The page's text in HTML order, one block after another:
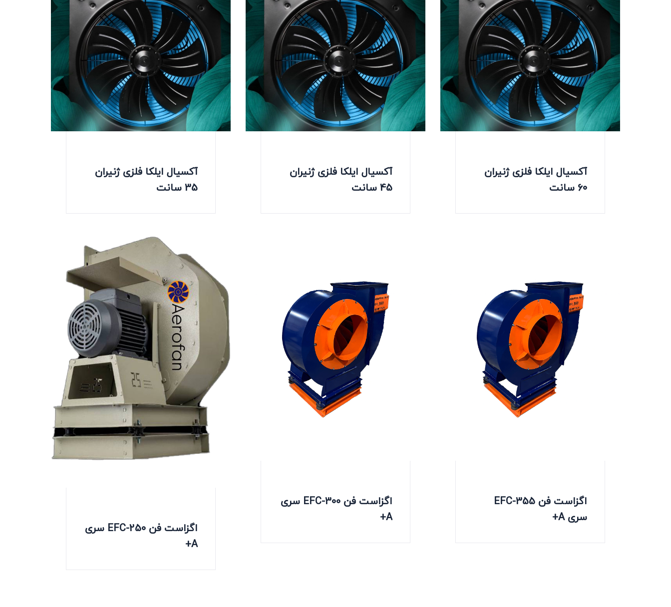
آکسیال ایلکا فلزی ژنیران
35 سانت
آکسیال ایلکا فلزی ژنیران
45 سانت
آکسیال ایلکا فلزی ژنیران
60 سانت
اگزاست فن EFC-250 سری
A+
اگزاست فن EFC-300 سری
A+
اگزاست فن EFC-355
سری A+